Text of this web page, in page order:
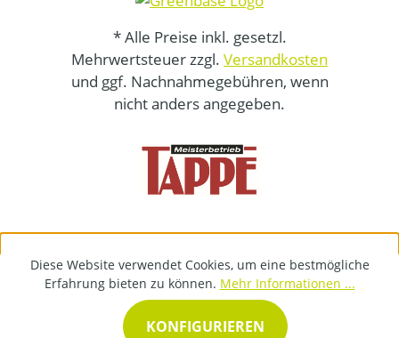
* Alle Preise inkl. gesetzl.
Mehrwertsteuer zzgl. Versandkosten
und ggf. Nachnahmegebühren, wenn
nicht anders angegeben.
Diese Website verwendet Cookies, um eine bestmögliche
Erfahrung bieten zu können. Mehr Informationen ...
KONFIGURIEREN